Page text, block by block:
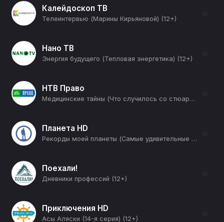
Калейдоскоп ТВ
Телеинтервью (Марины Кирьяновой) (12+)
☆
Нано ТВ
Энергия будущего (Тепловая энергетика) (12+)
☆
НТВ Право
Медицинские тайны (Что случилось со стюардессой, которая потеряла сознание и упала в туалете самолета?) (12+)
☆
Планета HD
Рекорды моей планеты (Самые удивительные фрукты) (12+)
☆
Поехали!
Дневники профессий (12+)
☆
Приключения HD
Асы Аляски (14-я серия) (12+)
☆